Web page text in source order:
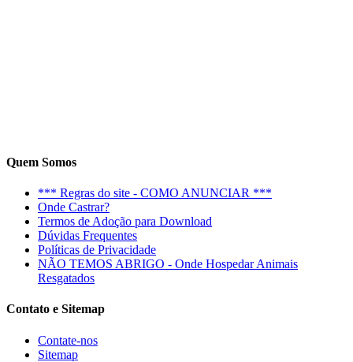
Quem Somos
*** Regras do site - COMO ANUNCIAR ***
Onde Castrar?
Termos de Adoção para Download
Dúvidas Frequentes
Políticas de Privacidade
NÃO TEMOS ABRIGO - Onde Hospedar Animais
Resgatados
Contato e Sitemap
Contate-nos
Sitemap